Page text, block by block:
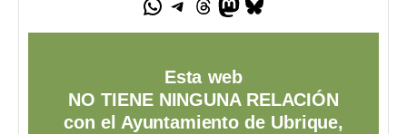
Esta web
NO TIENE NINGUNA RELACIÓN
con el Ayuntamiento de Ubrique,